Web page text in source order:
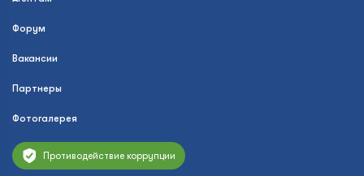
Форум
Вакансии
Партнеры
Фотогалерея
Противодействие коррупции